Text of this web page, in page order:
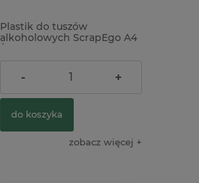
Plastik do tuszów
alkoholowych ScrapEgo A4
/ 5 szt. czarny
29,00 zł
- +
do koszyka
zobacz więcej